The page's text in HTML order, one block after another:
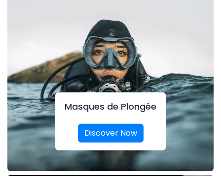
Masques de Plongée
Discover Now